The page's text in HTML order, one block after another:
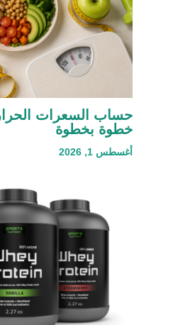
حساب السعرات
خطوة بخطوة
أغسطس 1, 2026